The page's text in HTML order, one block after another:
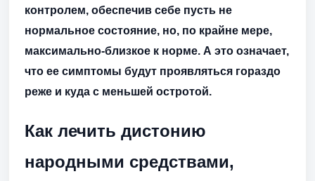
контролем, обеспечив себе пусть не
нормальное состояние, но, по крайне мере,
максимально-близкое к норме. А это означает,
что ее симптомы будут проявляться гораздо
реже и куда с меньшей остротой.
Как лечить дистонию
народными средствами,